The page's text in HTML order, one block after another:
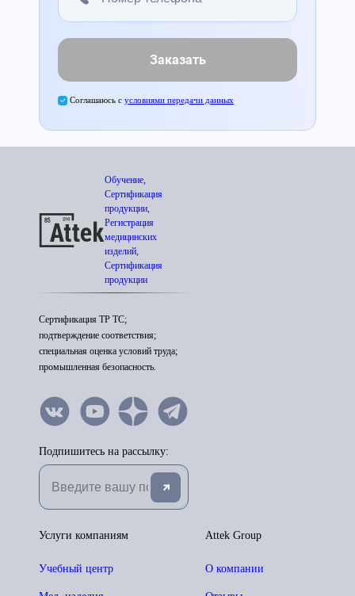
Заказать
Соглашаюсь с условиями передачи данных
Обучение,
Сертификация
продукции,
Регистрация
медицинских
изделий,
Сертификация
продукции
Сертификация ТР ТС;
подтверждение соответствия;
специальная оценка условий труда;
промышленная безопасность.
Подпишитесь на рассылку:
Attek Group
О компании
Услуги компаниям
Учебный центр